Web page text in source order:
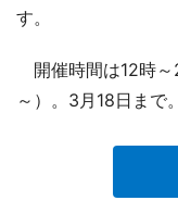
す。
開催時間は12時～
～）。3月18日まで。